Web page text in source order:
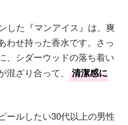
した『マンアイス』は、爽
わせ持った香水です。さっ
、シダーウッドの落ち着い
ざり合って、
清潔感に
ールしたい30代以上の男性